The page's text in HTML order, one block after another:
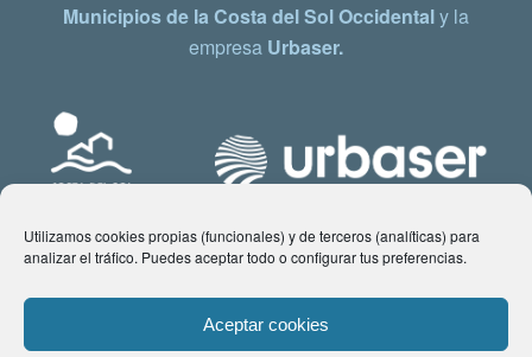
Utilizamos cookies propias (funcionales) y de terceros (analíticas) para
analizar el tráfico. Puedes aceptar todo o configurar tus preferencias.
Aceptar cookies
Municipios de la Costa del Sol Occidentaly la
empresa Urbaser.